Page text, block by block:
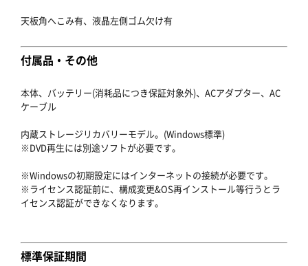
天板角へこみ有、液晶左側ゴム欠け有
付属品・その他
本体、バッテリー(消耗品につき保証対象外)、ACアダプター、AC
ケーブル
内蔵ストレージリカバリーモデル。(Windows標準)
※DVD再生には別途ソフトが必要です。
※Windowsの初期設定にはインターネットの接続が必要です。
※ライセンス認証前に、構成変更&OS再インストール等行うとラ
イセンス認証ができなくなります。
標準保証期間